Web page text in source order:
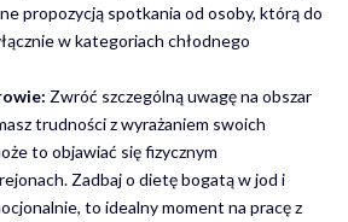
propozycją spotkania od osoby, którą do
w kategoriach chłodnego
Zwróć szczególną uwagę na obszar
trudności z wyrażaniem swoich
to objawiać się fizycznym
Zadbaj o dietę bogatą w jod i
to idealny moment na pracę z